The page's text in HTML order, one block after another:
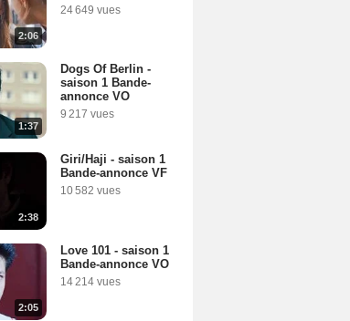
2:06
24 649 vues
1:37
Dogs Of Berlin -
saison 1 Bande-
annonce VO
9 217 vues
2:38
Giri/Haji - saison 1
Bande-annonce VF
10 582 vues
2:05
Love 101 - saison 1
Bande-annonce VO
14 214 vues